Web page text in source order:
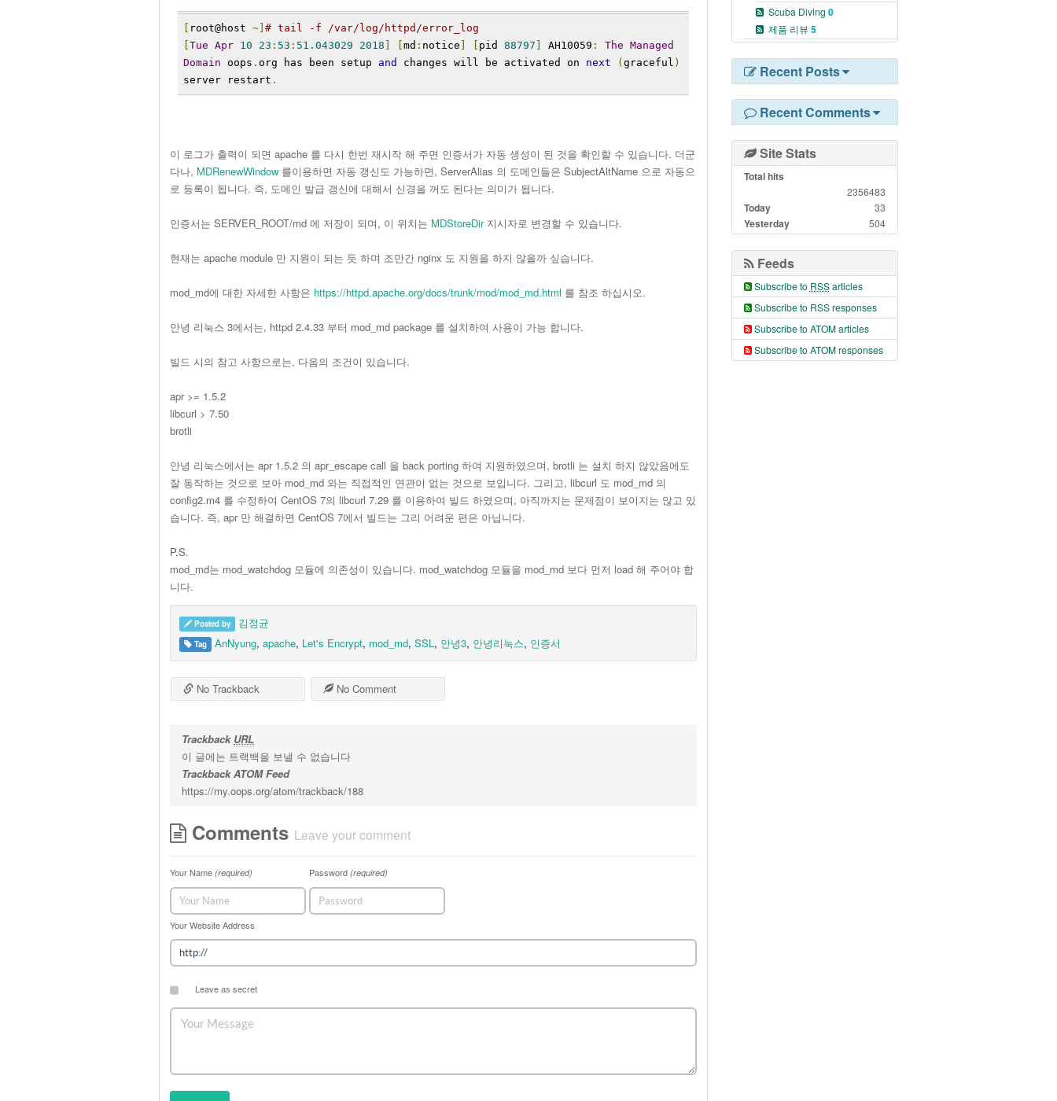
root@host ~] # tail -f /var/log/httpd/error_log
Tue Apr 10 23 : 53 : 51.043029 2018 md : notice pid 88797 AH10059 : The Managed
Domain oops . org has been setup and changes will be activated on next ( graceful )
server restart .
이 로그가 출력이 되면 apache 를 다시 한번 재시작 해 주면 인증서가 자동 생성이 된 것을 확인할 수 있습니다. 더군
다나, MDRenewWindow를이용하면 자동 갱신도 가능하면, ServerAlias 의 도메인들은 SubjectAltName 으로 자동으
로 등록이 됩니다. 즉, 도메인 발급 갱신에 대해서 신경을 꺼도 된다는 의미가 됩니다.
인증서는 SERVER_ROOT/md 에 저장이 되며, 이 위치는 MDStoreDir지시자로 변경할 수 있습니다.
현재는 apache module 만 지원이 되는 듯 하며 조만간 nginx 도 지원을 하지 않을까 싶습니다.
mod_md에 대한 자세한 사항은 https://httpd.apache.org/docs/trunk/mod/mod_md.html 를 참조 하십시오.
안녕 리눅스 3에서는, httpd 2.4.33 부터 mod_md package 를 설치하여 사용이 가능 합니다.
빌드 시의 참고 사항으로는, 다음의 조건이 있습니다.
apr >= 1.5.2
libcurl > 7.50
brotli
안녕 리눅스에서는 apr 1.5.2 의 apr_escape call 을 back porting 하여 지원하였으며, brotli 는 설치 하지 않았음에도
잘 동작하는 것으로 보아 mod_md 와는 직접적인 연관이 없는 것으로 보입니다. 그리고, libcurl 도 mod_md 의
config2.m4 를 수정하여 CentOS 7의 libcurl 7.29 를 이용하여 빌드 하였으며, 아직까지는 문제점이 보이지는 않고 있
습니다. 즉, apr 만 해결하면 CentOS 7에서 빌드는 그리 어려운 편은 아닙니다.
P.S.
mod_md는 mod_watchdog 모듈에 의존성이 있습니다. mod_watchdog 모듈을 mod_md 보다 먼저 load 해 주어야 합
니다.
Posted by 김정균
Tag AnNyung, apache, Let's Encrypt, mod_md, SSL, 안녕3, 안녕리눅스, 인증서
No Trackback No Comment
Trackback URL
이 글에는 트랙백을 보낼 수 없습니다
Trackback ATOM Feed
https://my.oops.org/atom/trackback/188
Comments Leave your comment
Your Name (required) Password (required)
Your Website Address
Leave as secret
Scuba Diving 0
제품 리뷰 5
Recent Posts
Recent Comments
Site Stats
Total hits
2356483
Today 33
Yesterday 504
Feeds
Subscribe to RSSarticles
Subscribe to RSS responses
Subscribe to ATOM articles
Subscribe to ATOM responses